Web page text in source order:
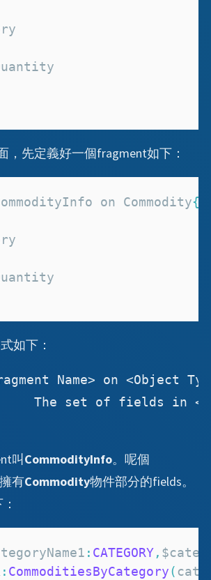
，先定義好一個fragment如下：
on Commodity{
如下：
Name> on <Object
叫CommodityInfo。呢個
擁有Commodity物件部分的fields。
: CATEGORY,
: CommoditiesByCategory(